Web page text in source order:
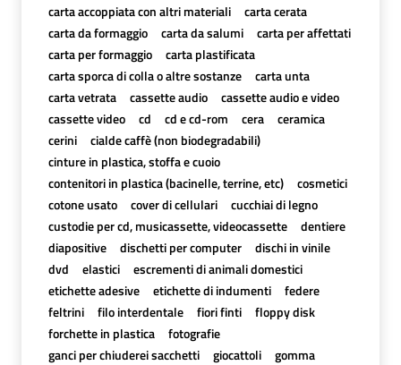
carta accoppiata con altri materiali
carta cerata
carta da formaggio
carta da salumi
carta per affettati
carta per formaggio
carta plastificata
carta sporca di colla o altre sostanze
carta unta
carta vetrata
cassette audio
cassette audio e video
cassette video
cd cd e cd-rom cera
ceramica
cerini
cialde caffè (non biodegradabili)
cinture in plastica, stoffa e cuoio
contenitori in plastica (bacinelle, terrine, etc)
cosmetici
cotone usato
cover di cellulari
cucchiai di legno
custodie per cd, musicassette, videocassette
dentiere
diapositive
dischetti per computer
dischi in vinile
dvd
elastici
escrementi di animali domestici
etichette adesive
etichette di indumenti
federe
feltrini
filo interdentale fiori finti
floppy disk
forchette in plastica
fotografie
ganci per chiuderei sacchetti
giocattoli
gomma